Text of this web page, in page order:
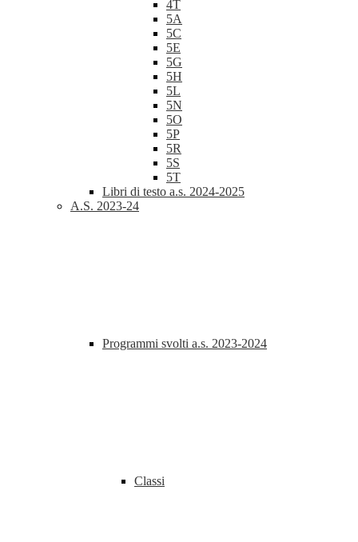
4T
5A
5C
5E
5G
5H
5L
5N
5O
5P
5R
5S
5T
Libri di testo a.s. 2024-2025
A.S. 2023-24
Programmi svolti a.s. 2023-2024
Classi